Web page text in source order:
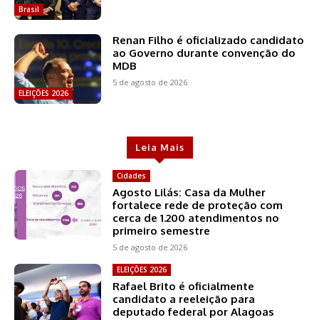
Brasil
ELEIÇÕES 2026
Renan Filho é oficializado candidato
ao Governo durante convenção do
MDB
5 de agosto de 2026
Leia Mais
Cidades
Agosto Lilás: Casa da Mulher
fortalece rede de proteção com
cerca de 1.200 atendimentos no
primeiro semestre
5 de agosto de 2026
ELEIÇÕES 2026
Rafael Brito é oficialmente
candidato a reeleição para
deputado federal por Alagoas